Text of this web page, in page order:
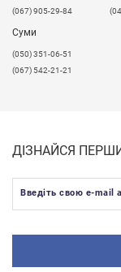
(067) 905-29-84
Суми
(050) 351-06-51
(067) 542-21-21
ДІЗНАЙСЯ
Введіть свою e-mail